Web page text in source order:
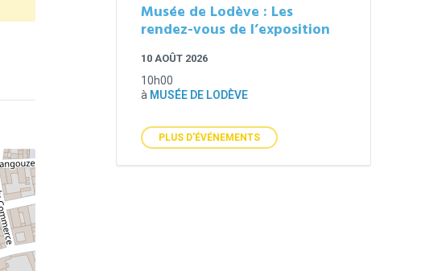
Musée de Lodève : Les
rendez-vous de l’exposition
10 AOÛT 2026
10h00
à MUSÉE DE LODÈVE
PLUS D'ÉVÉNEMENTS